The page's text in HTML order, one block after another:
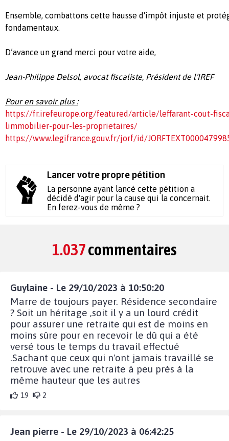
Ensemble, combattons cette hausse d'impôt injuste et
fondamentaux.
D’avance un grand merci pour votre aide,
Jean-Philippe Delsol, avocat fiscaliste, Président de l’IREF
Pour en savoir plus :
https://fr.irefeurope.org/featured/article/leffarant-cout-
limmobilier-pour-les-proprietaires/
https://www.legifrance.gouv.fr/jorf/id/
Lancer votre propre pétition
La personne ayant lancé cette pétition a
décidé d'agir pour la cause qui la concernait.
En ferez-vous de même ?
1.037commentaires
Guylaine - Le 29/10/2023 à 10:50:20
Marre de toujours payer. Résidence secondaire
? Soit un héritage ,soit il y a un lourd crédit
pour assurer une retraite qui est de moins en
moins sûre pour en recevoir le dû qui a été
versé tous le temps du travail effectué
.Sachant que ceux qui n'ont jamais travaillé se
retrouve avec une retraite à peu près à la
même hauteur que les autres
19 2
Jean pierre - Le 29/10/2023 à 06:42:25